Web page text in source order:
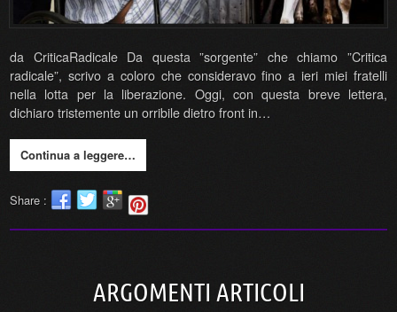
da CriticaRadicale Da questa ”sorgente” che chiamo ”Critica
radicale”, scrivo a coloro che consideravo fino a ieri miei fratelli
nella lotta per la liberazione. Oggi, con questa breve lettera,
dichiaro tristemente un orribile dietro front in…
Continua a leggere…
Share :
ARGOMENTI ARTICOLI